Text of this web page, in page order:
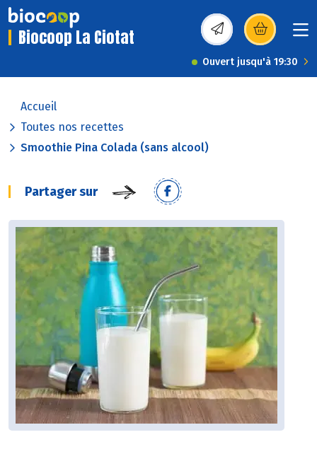
Biocoop La Ciotat (s’ouvre dans une
Ouvert jusqu'à 19:30
Accueil
Toutes nos recettes
Smoothie Pina Colada (sans alcool)
Partager sur